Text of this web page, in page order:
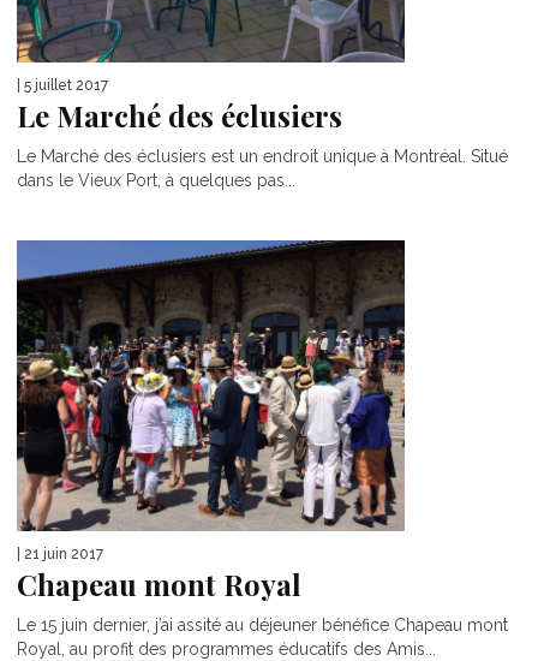
| 5 juillet 2017
Le Marché des éclusiers
Le Marché des éclusiers est un endroit unique à Montréal. Situé
dans le Vieux Port, à quelques pas...
| 21 juin 2017
Chapeau mont Royal
Le 15 juin dernier, j’ai assité au déjeuner bénéfice Chapeau mont
Royal, au profit des programmes éducatifs des Amis...